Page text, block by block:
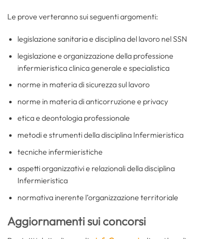
Le prove verteranno sui seguenti argomenti:
legislazione sanitaria e disciplina del lavoro nel SSN
legislazione e organizzazione della professione
infermieristica clinica generale e specialistica
norme in materia di sicurezza sul lavoro
norme in materia di anticorruzione e privacy
etica e deontologia professionale
metodi e strumenti della disciplina Infermieristica
tecniche infermieristiche
aspetti organizzativi e relazionali della disciplina
Infermieristica
normativa inerente l’organizzazione territoriale
Aggiornamenti sui concorsi